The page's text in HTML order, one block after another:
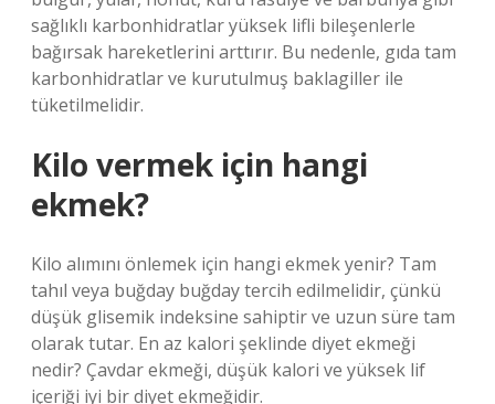
sağlıklı karbonhidratlar yüksek lifli bileşenlerle
bağırsak hareketlerini arttırır. Bu nedenle, gıda tam
karbonhidratlar ve kurutulmuş baklagiller ile
tüketilmelidir.
Kilo vermek için hangi
ekmek?
Kilo alımını önlemek için hangi ekmek yenir? Tam
tahıl veya buğday buğday tercih edilmelidir, çünkü
düşük glisemik indeksine sahiptir ve uzun süre tam
olarak tutar. En az kalori şeklinde diyet ekmeği
nedir? Çavdar ekmeği, düşük kalori ve yüksek lif
içeriği iyi bir diyet ekmeğidir.